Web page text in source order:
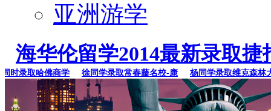
亚洲游学
海华伦留学2014最新录取捷
录取哈佛商学 徐同学录取常春藤名校-康 杨同学录取维克森林大学